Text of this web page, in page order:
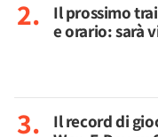
Il prossimo
e orario: sarà
Il record di